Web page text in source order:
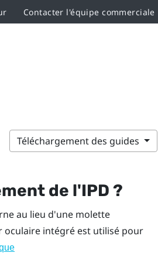
Contacter l'équipe commerciale
Téléchargement des guides
de l'IPD ?
au lieu d'une molette
oculaire intégré est utilisé pour